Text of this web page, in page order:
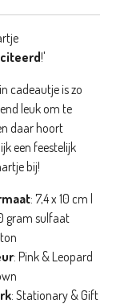
!'
cadeautje is zo
leuk om te
daar hoort
een feestelijk
bij!
: 7,4 x 10 cm |
gram sulfaat
: Pink & Leopard
: Stationary & Gift